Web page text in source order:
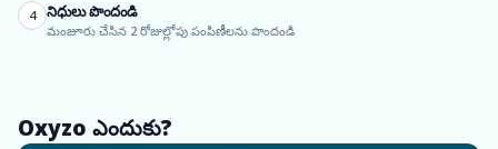
4 నిధులు పొందండి
మంజూరు చేసిన 2 రోజుల్లోపు పంపిణీలను పొందండి
Oxyzo ఎందుకు?